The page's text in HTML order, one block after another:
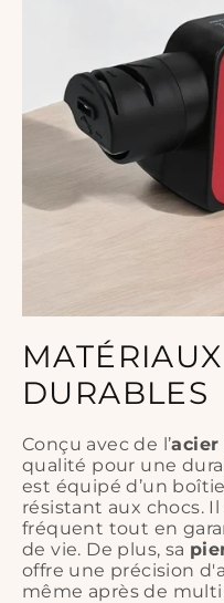
DURABLES
Conçu avec de l’acier
qualité pour une
est équipé d’un
résistant aux chocs.
fréquent tout en
de vie. De plus, sa
offre une précision
même après de